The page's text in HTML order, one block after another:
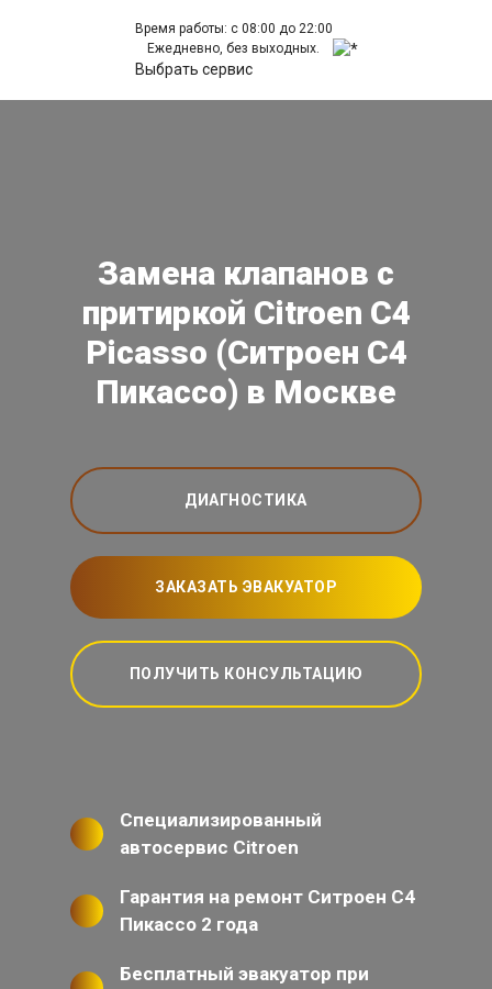
Время работы: с 08:00 до 22:00
Ежедневно, без выходных.
Выбрать сервис
Замена клапанов с
притиркой Citroen C4
Picasso (Ситроен С4
Пикассо) в Москве
ДИАГНОСТИКА
ЗАКАЗАТЬ ЭВАКУАТОР
ПОЛУЧИТЬ КОНСУЛЬТАЦИЮ
Специализированный
автосервис Citroen
Гарантия на ремонт Ситроен С4
Пикассо 2 года
Бесплатный эвакуатор при